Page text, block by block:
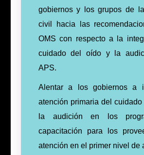
gobiernos y los grupos de
civil hacia las
OMS con respecto a la
cuidado del oído y la
APS.
Alentar a los gobiernos a
atención primaria del
la audición en los
capacitación para los
atención en el primer nivel de